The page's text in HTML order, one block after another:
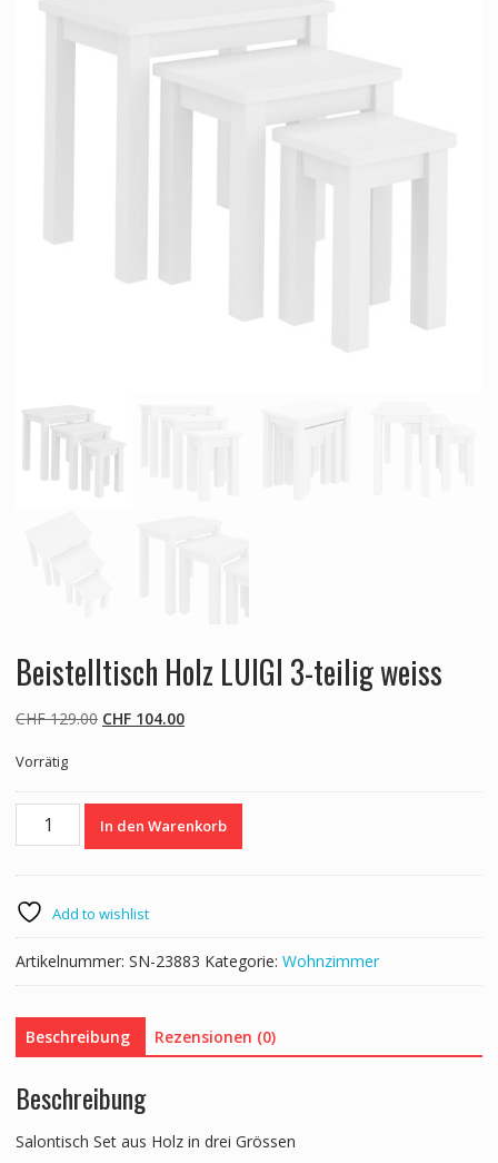
Beistelltisch Holz LUIGI 3-teilig weiss
CHF129.00 Ursprünglicher
CHF 129.00
CHF104.00Aktueller
CHF 104.00.
Vorrätig
Beistelltisch
teilig
weiss
Menge
In den Warenkorb
Add to wishlist
Artikelnummer: SN-23883 Kategorie: Wohnzimmer
Beschreibung Rezensionen (0)
Beschreibung
Salontisch Set aus Holz in drei Grössen